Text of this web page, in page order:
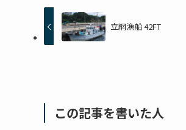
立網漁船 42FT
この記事を書いた人